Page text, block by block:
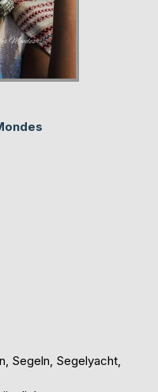
Segeln, Segelyacht,